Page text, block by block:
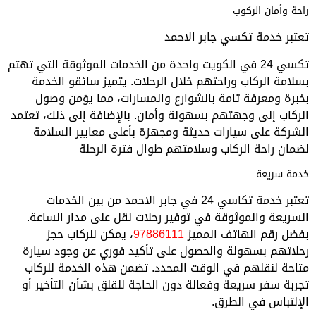
راحة وأمان الركوب
تعتبر خدمة تكسي جابر الاحمد
تكسي 24 في الكويت واحدة من الخدمات الموثوقة التي تهتم
بسلامة الركاب وراحتهم خلال الرحلات. يتميز سائقو الخدمة
بخبرة ومعرفة تامة بالشوارع والمسارات، مما يؤمن وصول
الركاب إلى وجهتهم بسهولة وأمان. بالإضافة إلى ذلك، تعتمد
الشركة على سيارات حديثة ومجهزة بأعلى معايير السلامة
لضمان راحة الركاب وسلامتهم طوال فترة الرحلة
خدمة سريعة
تعتبر خدمة تكاسي 24 في جابر الاحمد من بين الخدمات
السريعة والموثوقة في توفير رحلات نقل على مدار الساعة.
بفضل رقم الهاتف المميز97886111، يمكن للركاب حجز
رحلاتهم بسهولة والحصول على تأكيد فوري عن وجود سيارة
متاحة لنقلهم في الوقت المحدد. تضمن هذه الخدمة للركاب
تجربة سفر سريعة وفعالة دون الحاجة للقلق بشأن التأخير أو
الإلتباس في الطرق.